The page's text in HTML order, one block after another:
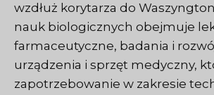
wzdłuż korytarza do
nauk biologicznych obejmuje
farmaceutyczne, badania i
urządzenia i sprzęt medyczny,
zapotrzebowanie w zakresie